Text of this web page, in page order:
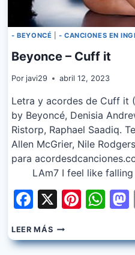
- BEYONCÉ - CANCIONES EN
Beyonce – Cuff it
Por javi29 abril 12, 2023
Letra y acordes de Cuff it
by Beyoncé, Denisia
Ristorp, Raphael Saadiq.
Allen McGrier, Nile
para
LAm7 I feel like falling
Facebook
X
LEER MÁSBEYONCE
–
CUFF